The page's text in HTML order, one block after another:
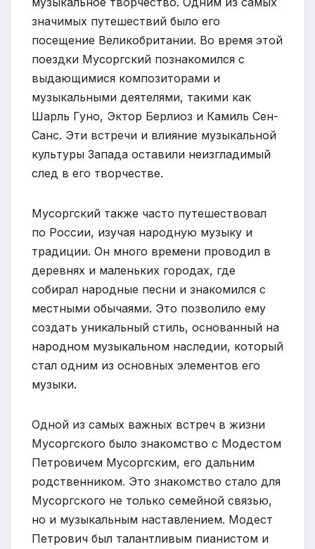
значимых путешествий было его
посещение Великобритании. Во время этой
поездки Мусоргский познакомился с
выдающимися композиторами и
музыкальными деятелями, такими как
Шарль Гуно, Эктор Берлиоз и Камиль Сен-
Санс. Эти встречи и влияние музыкальной
культуры Запада оставили неизгладимый
след в его творчестве.
Мусоргский также часто путешествовал
по России, изучая народную музыку и
традиции. Он много времени проводил в
деревнях и маленьких городах, где
собирал народные песни и знакомился с
местными обычаями. Это позволило ему
создать уникальный стиль, основанный на
народном музыкальном наследии, который
стал одним из основных элементов его
музыки.
Одной из самых важных встреч в жизни
Мусоргского было знакомство с Модестом
Петровичем Мусоргским, его дальним
родственником. Это знакомство стало для
Мусоргского не только семейной связью,
но и музыкальным наставлением. Модест
Петрович был талантливым пианистом и